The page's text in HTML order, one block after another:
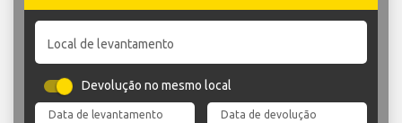
Local de levantamento
Devolução no mesmo local
Data de levantamento Data de devolução